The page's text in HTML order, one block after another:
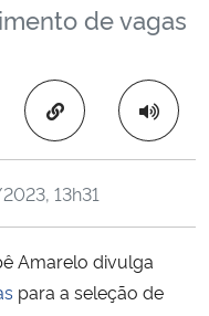
Comunicações
de vagas
Copiar para área
13h31
Amarelo divulga
para a seleção de